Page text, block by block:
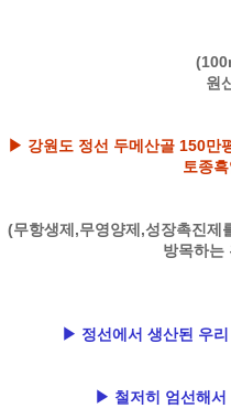
원
▶ 강원도 정선 두메산골 150만
토종
(무항생제,무영양제,성장촉진제
방목하는
▶ 정선에서 생산된 우
▶ 철저히 엄선해서